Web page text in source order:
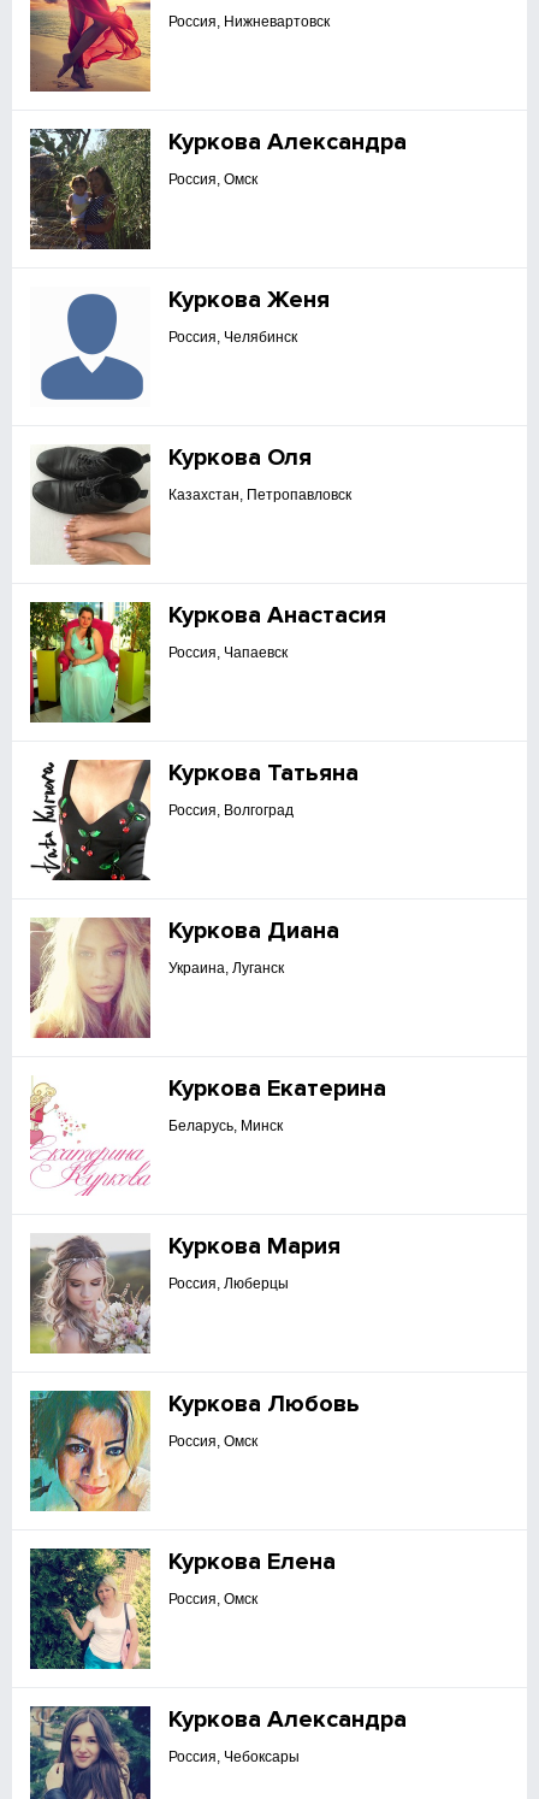
Россия, Нижневартовск
Куркова Александра
Россия, Омск
Куркова Женя
Россия, Челябинск
Куркова Оля
Казахстан, Петропавловск
Куркова Анастасия
Россия, Чапаевск
Куркова Татьяна
Россия, Волгоград
Куркова Диана
Украина, Луганск
Куркова Екатерина
Беларусь, Минск
Куркова Мария
Россия, Люберцы
Куркова Любовь
Россия, Омск
Куркова Елена
Россия, Омск
Куркова Александра
Россия, Чебоксары